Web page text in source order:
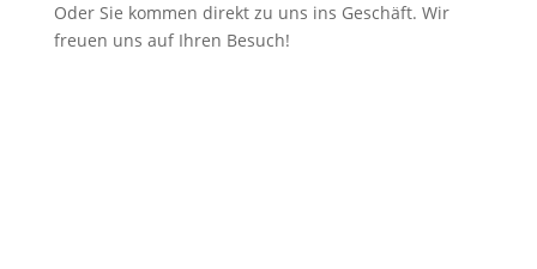
Oder Sie kommen direkt zu uns ins Geschäft. Wir
freuen uns auf Ihren Besuch!